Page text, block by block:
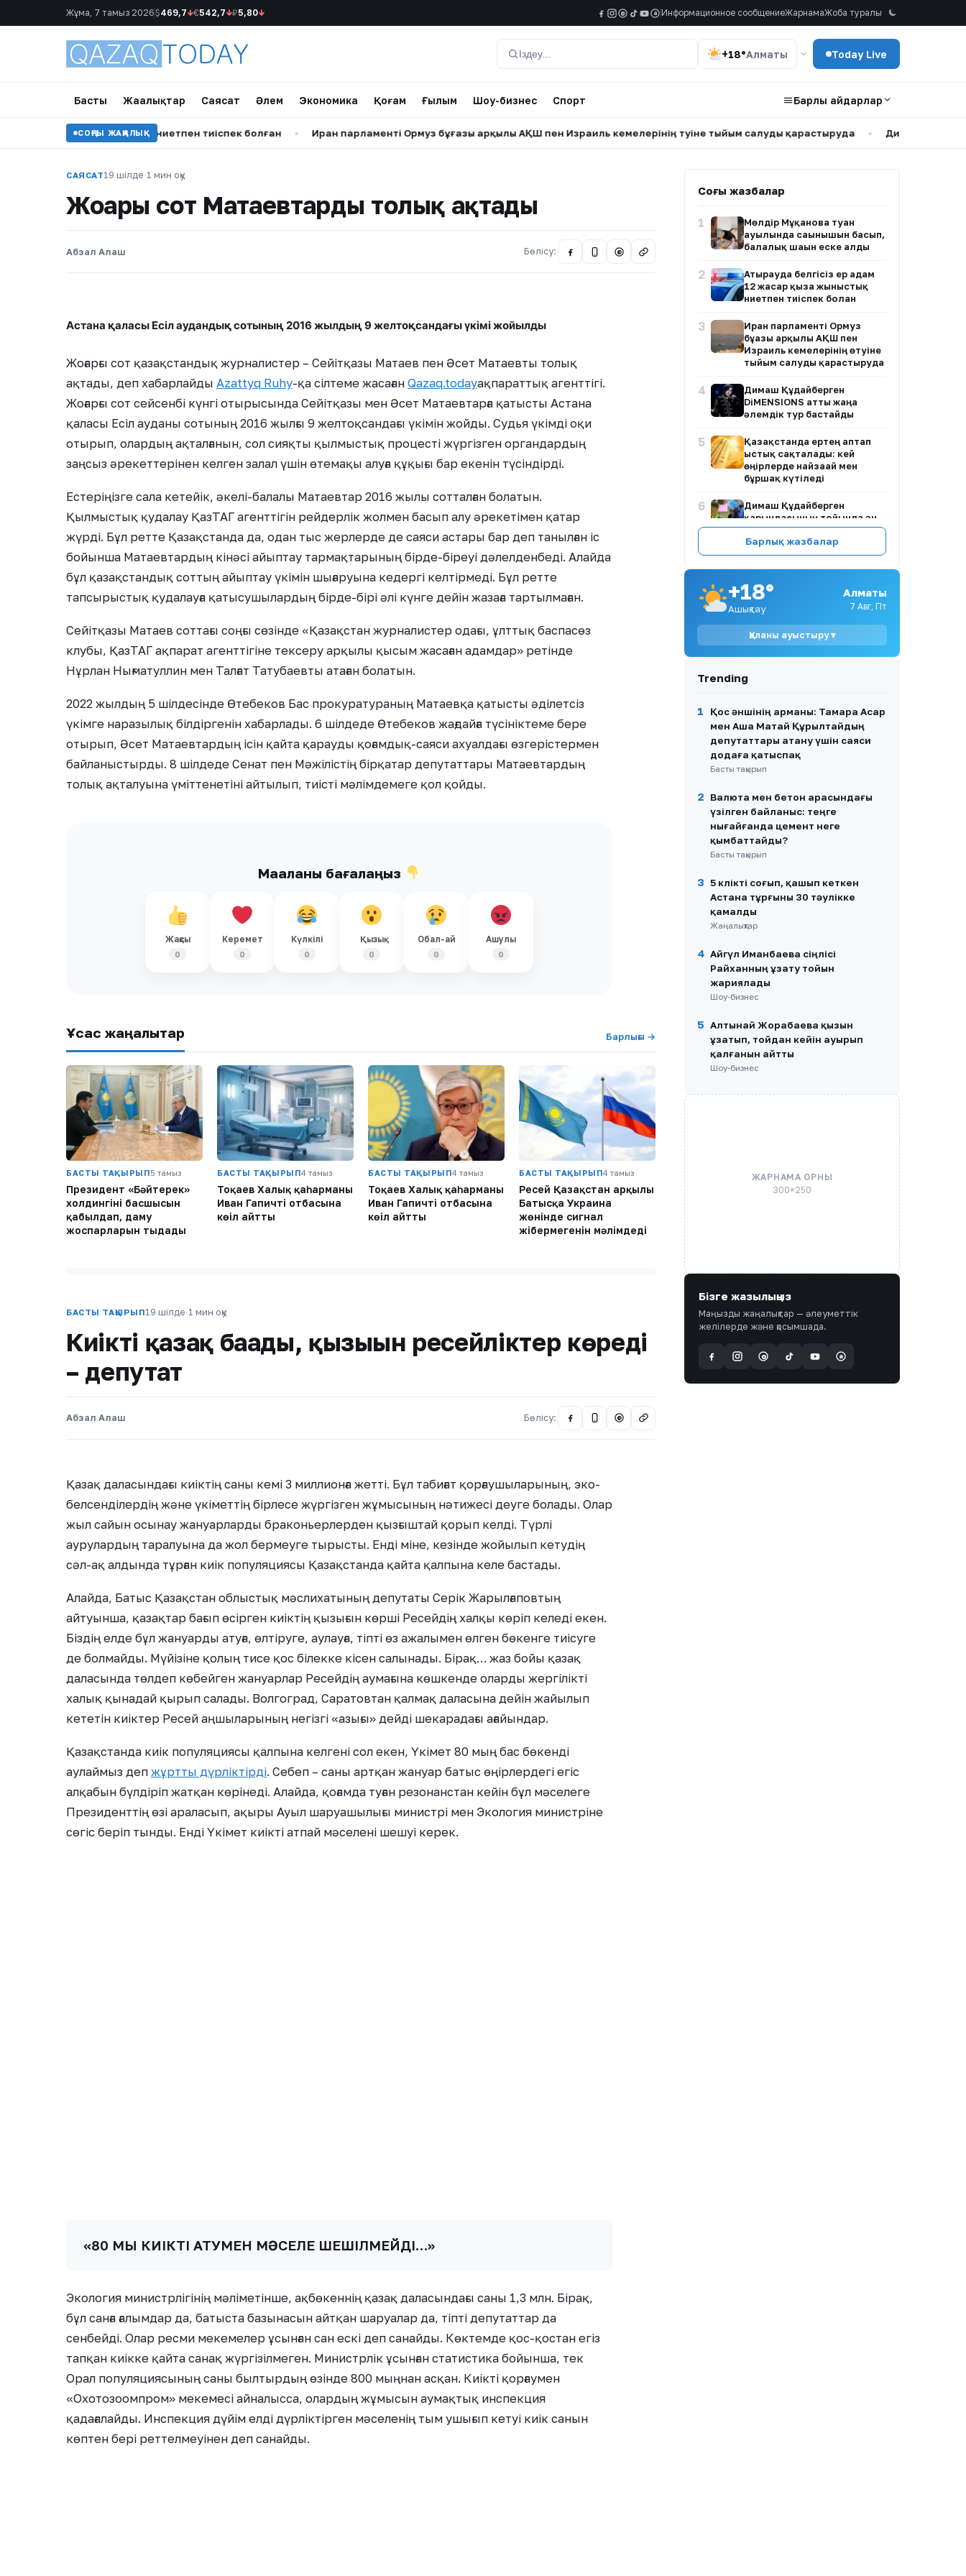
Жұма, 7 тамыз 2026 $469,7↓€542,7↓₽5,80↓ @ a Информационное сообщениеЖарнамаЖоба туралы
Іздеу
+18°Алматы Today Live
Басты Жаңалықтар Саясат Әлем Экономика Қоғам Ғылым Шоу-бизнес Спорт Барлық айдарлар
СОҢҒЫ ЖАҢАЛЫҚ
қызға жыныстық ниетпен тиіспек болған • Иран парламенті Ормуз бұғазы арқылы АҚШ пен Израиль кемелерінің өтуіне тыйым салуды қарастыруда • Димаш Құдайберген
САЯСАТ19 шілде·1 мин оқу
Жоғарғы сот Матаевтарды толық ақтады
Абзал Алаш Бөлісу: @
Астана қаласы Есіл аудандық сотының 2016 жылдың 9 желтоқсандағы үкімі жойылды
Жоғарғы сот қазақстандық журналистер – Сейітқазы Матаев пен Әсет Матаевты толық
ақтады, деп хабарлайды Azattyq Ruhy-қа сілтеме жасаған Qazaq.todayақпараттық агенттігі.
Жоғарғы сот сейсенбі күнгі отырысында Сейітқазы мен Әсет Матаевтарға қатысты Астана
қаласы Есіл ауданы сотының 2016 жылғы 9 желтоқсандағы үкімін жойды. Судья үкімді оқи
отырып, олардың ақталғанын, сол сияқты қылмыстық процесті жүргізген органдардың
заңсыз әрекеттерінен келген залал үшін өтемақы алуға құқығы бар екенін түсіндірді.
Естеріңізге сала кетейік, әкелі-балалы Матаевтар 2016 жылы сотталған болатын.
Қылмыстық қудалау ҚазТАГ агенттігін рейдерлік жолмен басып алу әрекетімен қатар
жүрді. Бұл ретте Қазақстанда да, одан тыс жерлерде де саяси астары бар деп танылған іс
бойынша Матаевтардың кінәсі айыптау тармақтарының бірде-біреуі дәлелденбеді. Алайда
бұл қазақстандық соттың айыптау үкімін шығаруына кедергі келтірмеді. Бұл ретте
тапсырыстық қудалауға қатысушылардың бірде-бірі әлі күнге дейін жазаға тартылмаған.
Сейітқазы Матаев соттағы соңғы сөзінде «Қазақстан журналистер одағы, ұлттық баспасөз
клубы, ҚазТАГ ақпарат агенттігіне тексеру арқылы қысым жасаған адамдар» ретінде
Нұрлан Нығматуллин мен Талғат Татубаевты атаған болатын.
2022 жылдың 5 шілдесінде Өтебеков Бас прокуратураның Матаевқа қатысты әділетсіз
үкімге наразылық білдіргенін хабарлады. 6 шілдеде Өтебеков жағдайға түсініктеме бере
отырып, Әсет Матаевтардың ісін қайта қарауды қоғамдық-саяси ахуалдағы өзгерістермен
байланыстырды. 8 шілдеде Сенат пен Мәжілістің бірқатар депутаттары Матаевтардың
толық ақталуына үміттенетіні айтылып, тиісті мәлімдемеге қол қойды.
Мақаланы бағалаңыз
Жақсы
0
Керемет
0
Күлкілі
0
Қызық
0
Обал-ай
0
Ашулы
0
Ұқсас жаңалықтар Барлығы →
БАСТЫ ТАҚЫРЫП5 тамыз
Президент «Бәйтерек»
холдингінің басшысын
қабылдап, даму
жоспарларын тыңдады
БАСТЫ ТАҚЫРЫП4 тамыз
Тоқаев Халық қаһарманы
Иван Гапичтің отбасына
көңіл айтты
БАСТЫ ТАҚЫРЫП4 тамыз
Тоқаев Халық қаһарманы
Иван Гапичтің отбасына
көңіл айтты
БАСТЫ ТАҚЫРЫП4 тамыз
Ресей Қазақстан арқылы
Батысқа Украина
жөнінде сигнал
жібермегенін мәлімдеді
БАСТЫ ТАҚЫРЫП19 шілде·1 мин оқу
Киікті қазақ бағады, қызығын ресейліктер көреді
– депутат
Абзал Алаш Бөлісу: @
Қазақ даласындағы киіктің саны кемі 3 миллионға жетті. Бұл табиғат қорғаушыларының, эко-
белсенділердің және үкіметтің бірлесе жүргізген жұмысының нәтижесі деуге болады. Олар
жыл сайын осынау жануарларды браконьерлерден қызғыштай қорып келді. Түрлі
аурулардың таралуына да жол бермеуге тырысты. Енді міне, кезінде жойылып кетудің
сәл-ақ алдында тұрған киік популяциясы Қазақстанда қайта қалпына келе бастады.
Алайда, Батыс Қазақстан облыстық мәслихатының депутаты Серік Жарылғаповтың
айтуынша, қазақтар бағып өсірген киіктің қызығын көрші Ресейдің халқы көріп келеді екен.
Біздің елде бұл жануарды атуға, өлтіруге, аулауға, тіпті өз ажалымен өлген бөкенге тиісуге
де болмайды. Мүйізіне қолың тисе қос білекке кісен салынады. Бірақ… жаз бойы қазақ
даласында төлдеп көбейген жануарлар Ресейдің аумағына көшкенде оларды жергілікті
халық қынадай қырып салады. Волгоград, Саратовтан қалмақ даласына дейін жайылып
кететін киіктер Ресей аңшыларының негізгі «азығы» дейді шекарадағы ағайындар.
Қазақстанда киік популяциясы қалпына келгені сол екен, Үкімет 80 мың бас бөкенді
аулаймыз деп жұртты дүрліктірді. Себеп – саны артқан жануар батыс өңірлердегі егіс
алқабын бүлдіріп жатқан көрінеді. Алайда, қоғамда туған резонанстан кейін бұл мәселеге
Президенттің өзі араласып, ақыры Ауыл шаруашылығы министрі мен Экология министріне
сөгіс беріп тынды. Енді Үкімет киікті атпай мәселені шешуі керек.
«80 МЫҢ КИІКТІ АТУМЕН МӘСЕЛЕ ШЕШІЛМЕЙДІ…»
Экология министрлігінің мәліметінше, ақбөкеннің қазақ даласындағы саны 1,3 млн. Бірақ,
бұл санға ғалымдар да, батыста базынасын айтқан шаруалар да, тіпті депутаттар да
сенбейді. Олар ресми мекемелер ұсынған сан ескі деп санайды. Көктемде қос-қостан егіз
тапқан киікке қайта санақ жүргізілмеген. Министрлік ұсынған статистика бойынша, тек
Орал популяциясының саны былтырдың өзінде 800 мыңнан асқан. Киікті қорғаумен
«Охотозоомпром» мекемесі айналысса, олардың жұмысын аумақтық инспекция
қадағалайды. Инспекция дүйім елді дүрліктірген мәселенің тым ушығып кетуі киік санын
көптен бері реттелмеуінен деп санайды.
Соңғы жазбалар
1
Мөлдір Мұқанова туған
ауылында сағынышын басып,
балалық шағын еске алды
2
Атырауда белгісіз ер адам
12 жасар қызға жыныстық
ниетпен тиіспек болған
3
Иран парламенті Ормуз
бұғазы арқылы АҚШ пен
Израиль кемелерінің өтуіне
тыйым салуды қарастыруда
4
Димаш Құдайберген
DiMENSIONS атты жаңа
әлемдік тур бастайды
5
Қазақстанда ертең аптап
ыстық сақталады: кей
өңірлерде найзағай мен
бұршақ күтіледі
6
Димаш Құдайберген
қарындасының тойында ән
айтып, желіде пікірталас
тудырды
7
Қазақстандық хоккейші
Канададағы беделді
университетке жұмысқа
орналасты
8
Нұртас Адамбай АҚШ-қа
көшуінің шын себебін айтты
пациенттің жолын қысқарта
ала ма?
10
Сандуғаш Стамғазиева
сахнаға оралып,
жандандыратынын айтты
Барлық жазбалар
+18°
Ашықтау
Алматы
7 Авг, Пт
Қаланы ауыстыру ▾
Trending
1
Қос әншінің арманы: Тамара Асар
мен Аша Матай Құрылтайдың
депутаттары атану үшін саяси
додаға қатыспақ
Басты тақырып
2
Валюта мен бетон арасындағы
үзілген байланыс: теңге
нығайғанда цемент неге
қымбаттайды?
Басты тақырып
3
5 көлікті соғып, қашып кеткен
Астана тұрғыны 30 тәулікке
қамалды
Жаңалықтар
4 Айгүл Иманбаева сіңлісі
Райханның ұзату тойын
жариялады
Шоу-бизнес
5 Алтынай Жорабаева қызын
ұзатып, тойдан кейін ауырып
қалғанын айтты
Шоу-бизнес
ЖАРНАМА ОРНЫ
300×250
Бізге жазылыңыз
Маңызды жаңалықтар — әлеуметтік
желілерде және қосымшада.
@ a